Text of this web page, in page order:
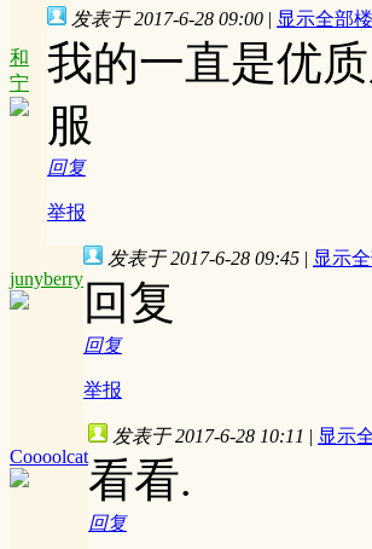
和
宁
发表于 2017-6-28 09:00 | 显示全部
我的一直是优
服
回复
举报
junyberry
发表于 2017-6-28 09:45 | 显示
回复
回复
举报
Coooolcat
发表于 2017-6-28 10:11 | 显示
看看.
回复